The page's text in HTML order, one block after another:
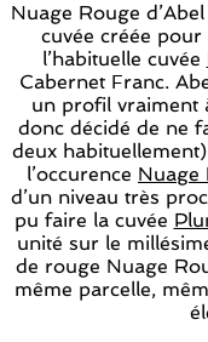
Nuage Rouge
cuvée créée
l’habituelle cuvée
Cabernet Franc.
un profil vraiment
donc décidé de ne
deux
l’occurence Nuage
d’un niveau très
pu faire la cuvée
unité sur le
de rouge Nuage
même parcelle,